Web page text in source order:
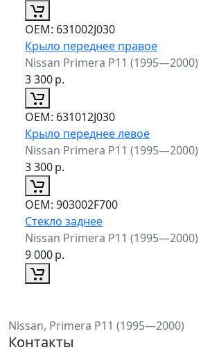
ОЕМ: 631002J030
Крыло переднее правое
Nissan Primera P11 (1995—2000)
3 300р.
ОЕМ: 631012J030
Крыло переднее левое
Nissan Primera P11 (1995—2000)
3 300р.
ОЕМ: 903002F700
Стекло заднее
Nissan Primera P11 (1995—2000)
9 000р.
Nissan, Primera P11 (1995—2000)
Контакты